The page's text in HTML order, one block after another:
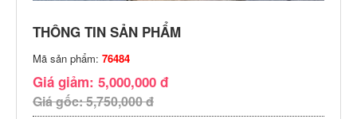
THÔNG TIN SẢN PHẨM
Mã sản phẩm: 76484
Giá giảm: 5,000,000 đ
Giá gốc: 5,750,000 đ